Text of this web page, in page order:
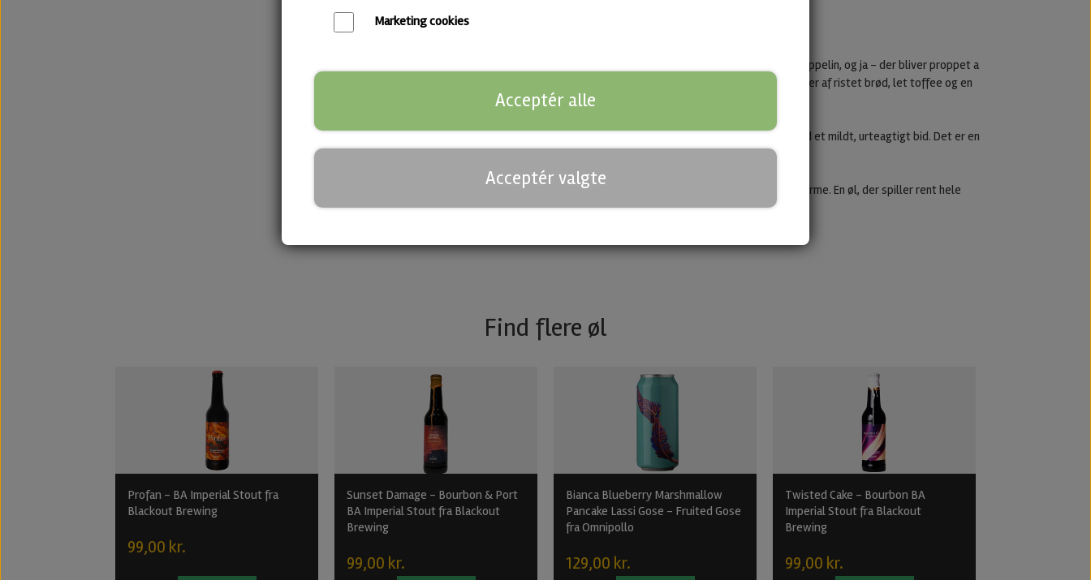
Der bliver skruet op til 11 med den her. Red Zeppelin trækker en klar streg til Led Zeppelin, og ja – der bliver proppet a
whole lotta love i månedens kasse. Maltprofilen er varm og karamelliseret med noter af ristet brød, let toffee og en
diskret nøddeagtig dybde.
Farven gløder kobberrød i glasset, og humlen holder sig klassisk og balanceret med et mildt, urteagtigt bid. Det er en
Anderson’s Brewery leverer her en Irish Red Ale med rytme, varme og masser af charme. En øl, der spiller rent hele
vejen igennem.
Find flere øl
Profan - BA Imperial Stout fra
Blackout Brewing
99,00 kr.
Sunset Damage - Bourbon & Port
BA Imperial Stout fra Blackout
Brewing
99,00 kr.
Bianca Blueberry Marshmallow
Pancake Lassi Gose - Fruited Gose
fra Omnipollo
129,00 kr.
Twisted Cake - Bourbon BA
Imperial Stout fra Blackout
Brewing
99,00 kr.
Marketing cookies
Acceptér alle
Acceptér valgte